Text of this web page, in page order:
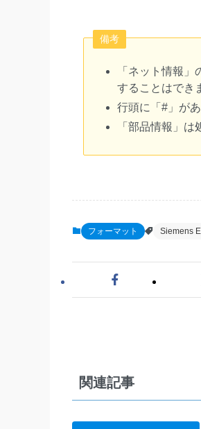
備考
「ネット情報」
することはでき
行頭に「#」が
「部品情報」は
フォーマット Siemens
関連記事